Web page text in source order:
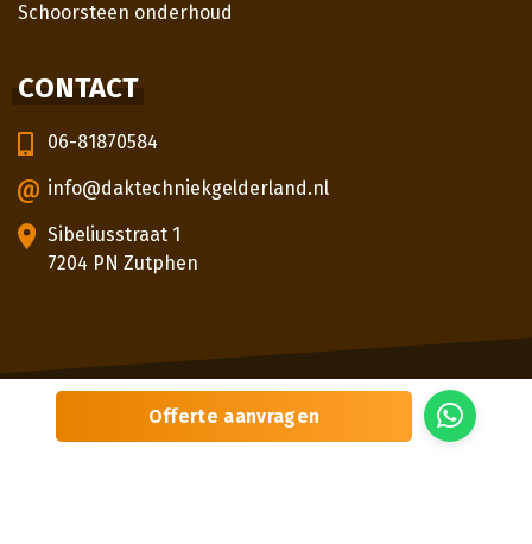
Offerte aanvragen
Schoorsteen onderhoud
CONTACT
06-81870584
info@daktechniekgelderland.nl
Sibeliusstraat 1
7204 PN Zutphen
© 2026